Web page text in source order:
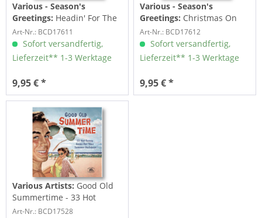
Various - Season's
Greetings: Headin' For The
Christmas Ball (CD)
Art-Nr.: BCD17611
Sofort versandfertig,
Lieferzeit** 1-3 Werktage
9,95 € *
Various - Season's
Greetings: Christmas On
The Range - 26 Festive
and...
Art-Nr.: BCD17612
Sofort versandfertig,
Lieferzeit** 1-3 Werktage
9,95 € *
Various Artists: Good Old
Summertime - 33 Hot
Sunny Gems For...
Art-Nr.: BCD17528